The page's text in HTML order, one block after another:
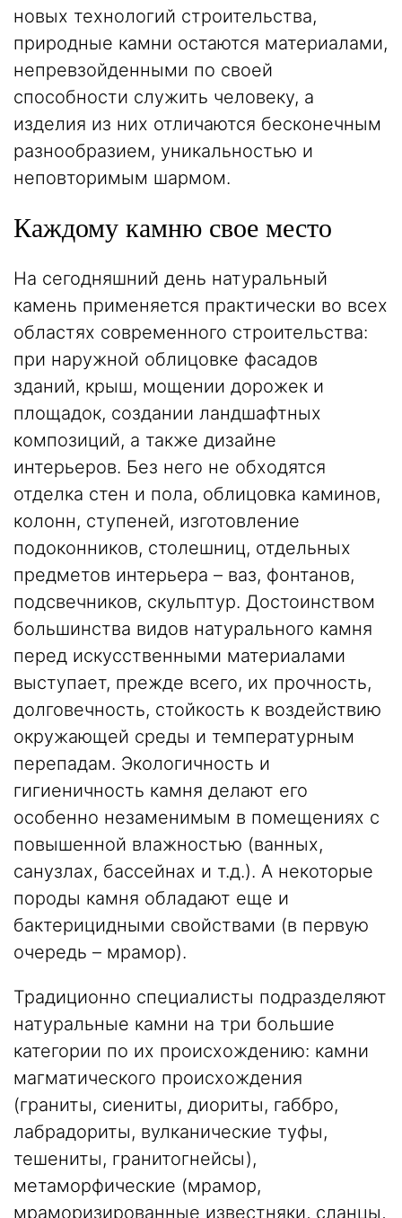
новых технологий строительства,
природные камни остаются материалами,
непревзойденными по своей
способности служить человеку, а
изделия из них отличаются бесконечным
разнообразием, уникальностью и
неповторимым шармом.
Каждому камню свое место
На сегодняшний день натуральный
камень применяется практически во всех
областях современного строительства:
при наружной облицовке фасадов
зданий, крыш, мощении дорожек и
площадок, создании ландшафтных
композиций, а также дизайне
интерьеров. Без него не обходятся
отделка стен и пола, облицовка каминов,
колонн, ступеней, изготовление
подоконников, столешниц, отдельных
предметов интерьера – ваз, фонтанов,
подсвечников, скульптур. Достоинством
большинства видов натурального камня
перед искусственными материалами
выступает, прежде всего, их прочность,
долговечность, стойкость к воздействию
окружающей среды и температурным
перепадам. Экологичность и
гигиеничность камня делают его
особенно незаменимым в помещениях с
повышенной влажностью (ванных,
санузлах, бассейнах и т.д.). А некоторые
породы камня обладают еще и
бактерицидными свойствами (в первую
очередь – мрамор).
Традиционно специалисты подразделяют
натуральные камни на три большие
категории по их происхождению: камни
магматического происхождения
(граниты, сиениты, диориты, габбро,
лабрадориты, вулканические туфы,
тешениты, гранитогнейсы),
метаморфические (мрамор,
мраморизированные известняки, сланцы,